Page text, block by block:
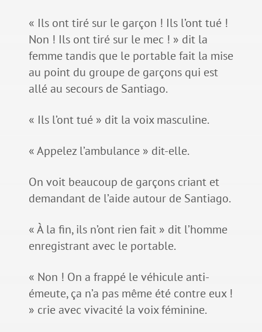
« Ils ont tiré sur le garçon ! Ils l’ont tué !
Non ! Ils ont tiré sur le mec ! » dit la
femme tandis que le portable fait la mise
au point du groupe de garçons qui est
allé au secours de Santiago.
« Ils l’ont tué » dit la voix masculine.
« Appelez l’ambulance » dit-elle.
On voit beaucoup de garçons criant et
demandant de l’aide autour de Santiago.
« À la fin, ils n’ont rien fait » dit l’homme
enregistrant avec le portable.
« Non ! On a frappé le véhicule anti-
émeute, ça n’a pas même été contre eux !
» crie avec vivacité la voix féminine.